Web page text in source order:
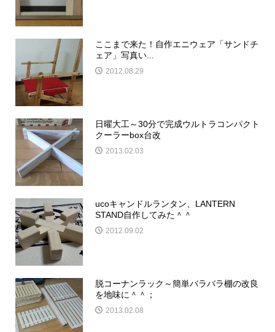
ここまで来た！自作エニウェア「サンドチ
ェア」写真い...
2012.08.29
日曜大工～30分で完成ウルトラコンパクト
クーラーbox台改
2013.02.03
ucoキャンドルランタン、LANTERN
STAND自作してみた＾＾
2012.09.02
脱コーナンラック～簡単バラバラ棚の改良
を地味に＾＾；
2013.02.08